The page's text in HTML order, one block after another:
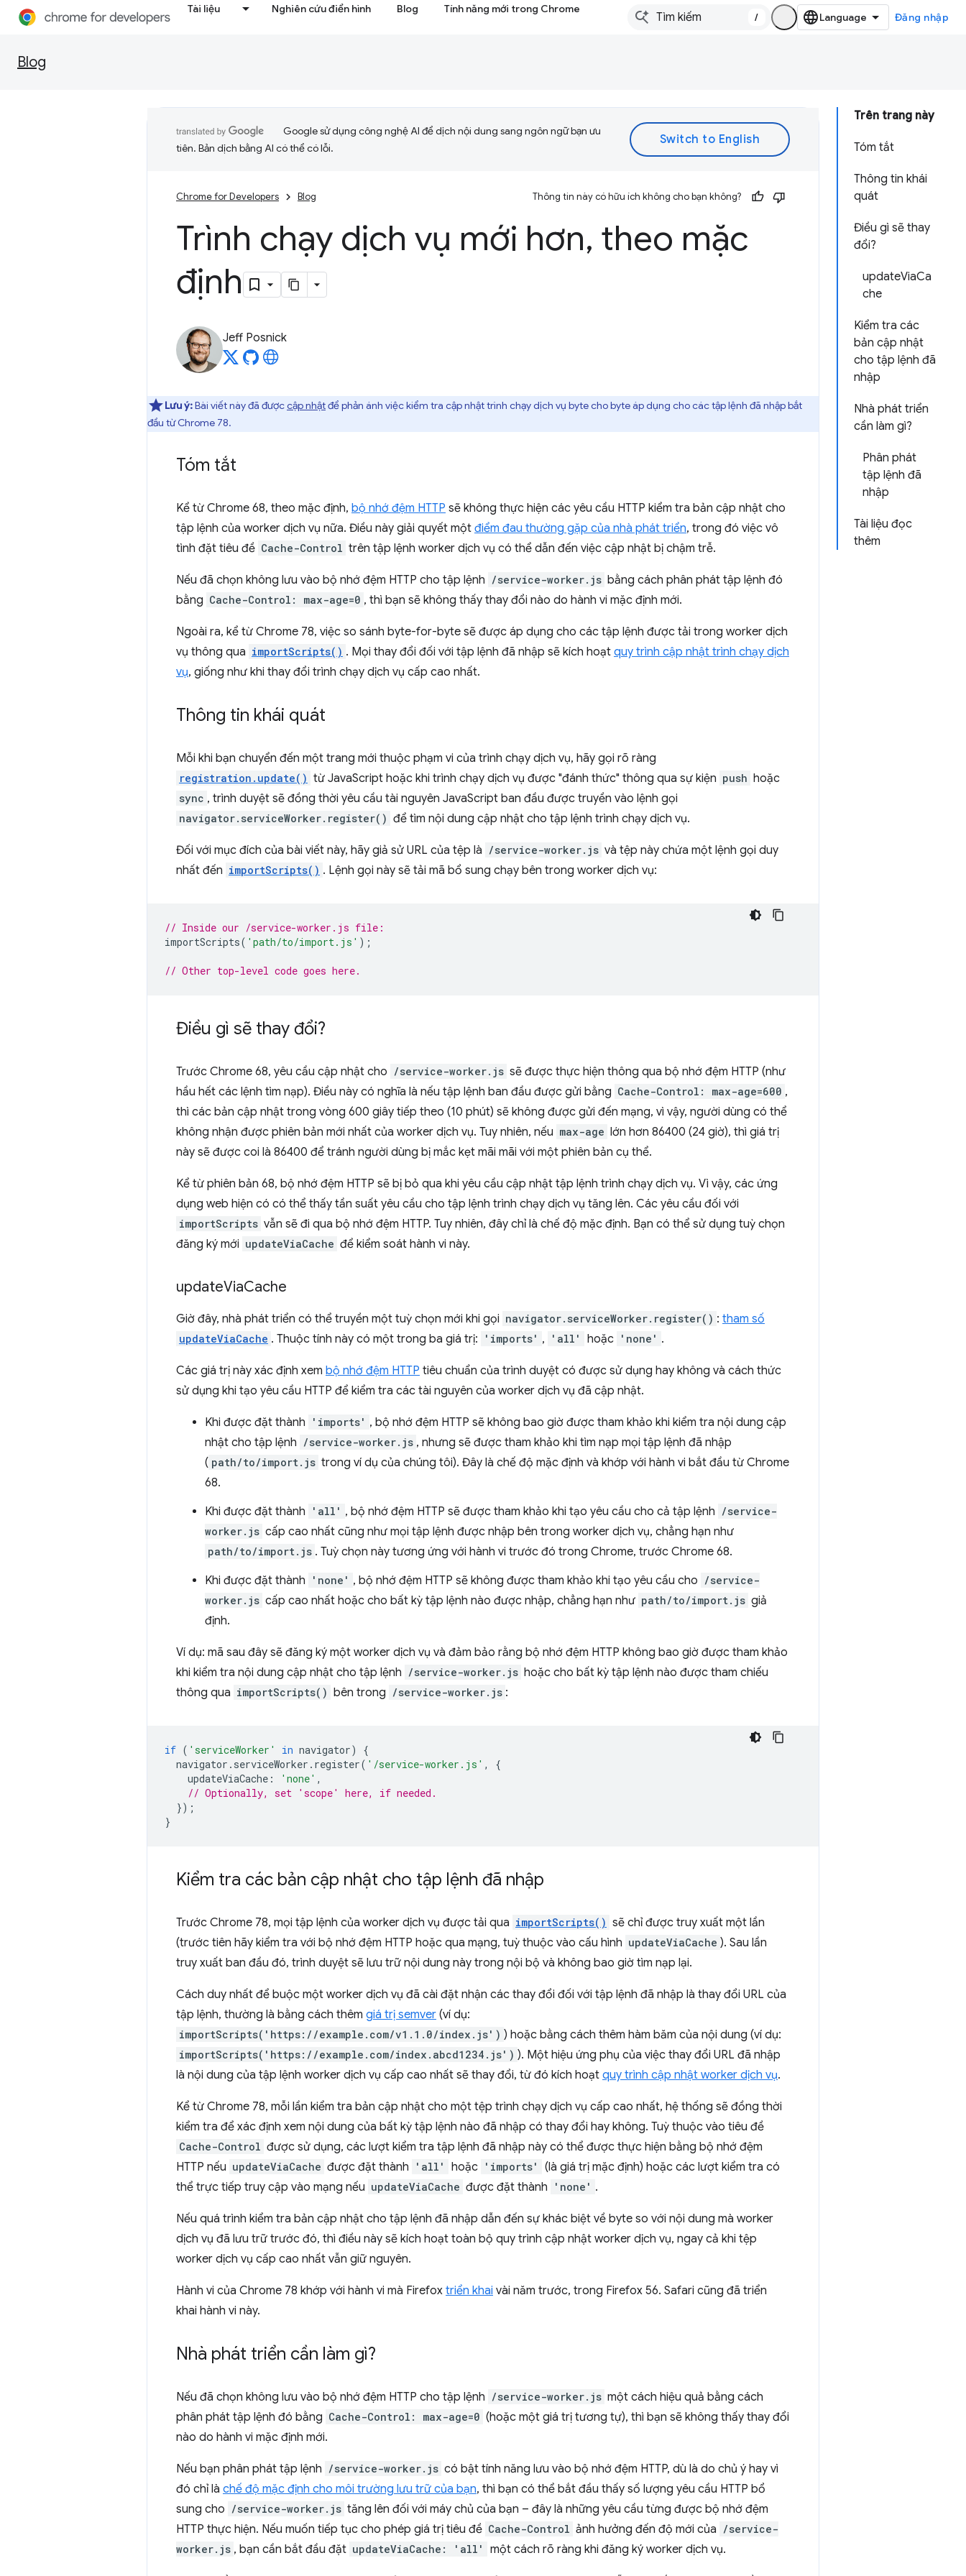
Tài liệu Nghiên cứu điển hình Blog Tính năng mới trong Chrome
/ Đăng nhập
Blog
Trên trang này
Tóm tắt
Thông tin khái
quát
Điều gì sẽ thay
đổi?
updateViaCa
che
Kiểm tra các
bản cập nhật
cho tập lệnh đã
nhập
Nhà phát triển
cần làm gì?
Phân phát
tập lệnh đã
nhập
Tài liệu đọc
thêm
Google sử dụng công nghệ AI để dịch nội dung sang ngôn ngữ bạn ưu
tiên. Bản dịch bằng AI có thể có lỗi.
Chrome for Developers Blog Thông tin này có hữu ích không cho bạn không?
Trình chạy dịch vụ mới hơn, theo mặc
định
Jeff Posnick
Lưu ý:Bài viết này đã đượccập nhậtđể phản ánh việc kiểm tra cập nhật trình chạy dịch vụ byte cho byte áp dụng cho các tập lệnh đã nhập bắt
đầu từ Chrome 78.
Tóm tắt
Kể từ Chrome 68, theo mặc định, bộ nhớ đệm HTTP sẽ không thực hiện các yêu cầu HTTP kiểm tra bản cập nhật cho
tập lệnh của worker dịch vụ nữa. Điều này giải quyết một điểm đau thường gặp của nhà phát triển, trong đó việc vô
tình đặt tiêu đề Cache-Control trên tập lệnh worker dịch vụ có thể dẫn đến việc cập nhật bị chậm trễ.
Nếu đã chọn không lưu vào bộ nhớ đệm HTTP cho tập lệnh /service-worker.js bằng cách phân phát tập lệnh đó
bằng Cache-Control: max-age=0 , thì bạn sẽ không thấy thay đổi nào do hành vi mặc định mới.
Ngoài ra, kể từ Chrome 78, việc so sánh byte-for-byte sẽ được áp dụng cho các tập lệnh được tải trong worker dịch
vụ thông qua importScripts() . Mọi thay đổi đối với tập lệnh đã nhập sẽ kích hoạt quy trình cập nhật trình chạy dịch
vụ, giống như khi thay đổi trình chạy dịch vụ cấp cao nhất.
Thông tin khái quát
Mỗi khi bạn chuyển đến một trang mới thuộc phạm vi của trình chạy dịch vụ, hãy gọi rõ ràng
registration.update() từ JavaScript hoặc khi trình chạy dịch vụ được "đánh thức" thông qua sự kiện push hoặc
sync , trình duyệt sẽ đồng thời yêu cầu tài nguyên JavaScript ban đầu được truyền vào lệnh gọi
navigator.serviceWorker.register() để tìm nội dung cập nhật cho tập lệnh trình chạy dịch vụ.
Đối với mục đích của bài viết này, hãy giả sử URL của tệp là /service-worker.js và tệp này chứa một lệnh gọi duy
nhất đến importScripts() . Lệnh gọi này sẽ tải mã bổ sung chạy bên trong worker dịch vụ:
// Inside our /service-worker.js file:
importScripts( 'path/to/import.js' );
// Other top-level code goes here.
Điều gì sẽ thay đổi?
Trước Chrome 68, yêu cầu cập nhật cho /service-worker.js sẽ được thực hiện thông qua bộ nhớ đệm HTTP (như
hầu hết các lệnh tìm nạp). Điều này có nghĩa là nếu tập lệnh ban đầu được gửi bằng Cache-Control: max-age=600 ,
thì các bản cập nhật trong vòng 600 giây tiếp theo (10 phút) sẽ không được gửi đến mạng, vì vậy, người dùng có thể
không nhận được phiên bản mới nhất của worker dịch vụ. Tuy nhiên, nếu max-age lớn hơn 86400 (24 giờ), thì giá trị
này sẽ được coi là 86400 để tránh người dùng bị mắc kẹt mãi mãi với một phiên bản cụ thể.
Kể từ phiên bản 68, bộ nhớ đệm HTTP sẽ bị bỏ qua khi yêu cầu cập nhật tập lệnh trình chạy dịch vụ. Vì vậy, các ứng
dụng web hiện có có thể thấy tần suất yêu cầu cho tập lệnh trình chạy dịch vụ tăng lên. Các yêu cầu đối với
importScripts vẫn sẽ đi qua bộ nhớ đệm HTTP. Tuy nhiên, đây chỉ là chế độ mặc định. Bạn có thể sử dụng tuỳ chọn
đăng ký mới updateViaCache để kiểm soát hành vi này.
updateViaCache
Giờ đây, nhà phát triển có thể truyền một tuỳ chọn mới khi gọi navigator.serviceWorker.register() : tham số
updateViaCache . Thuộc tính này có một trong ba giá trị: 'imports' , 'all' hoặc 'none' .
Các giá trị này xác định xem bộ nhớ đệm HTTP tiêu chuẩn của trình duyệt có được sử dụng hay không và cách thức
sử dụng khi tạo yêu cầu HTTP để kiểm tra các tài nguyên của worker dịch vụ đã cập nhật.
Khi được đặt thành 'imports' , bộ nhớ đệm HTTP sẽ không bao giờ được tham khảo khi kiểm tra nội dung cập
nhật cho tập lệnh /service-worker.js , nhưng sẽ được tham khảo khi tìm nạp mọi tập lệnh đã nhập
( path/to/import.js trong ví dụ của chúng tôi). Đây là chế độ mặc định và khớp với hành vi bắt đầu từ Chrome
68.
Khi được đặt thành
'all' , bộ nhớ đệm HTTP sẽ được tham khảo khi tạo yêu cầu cho cả tập lệnh /service-
worker.js cấp cao nhất cũng như mọi tập lệnh được nhập bên trong worker dịch vụ, chẳng hạn như
path/to/import.js . Tuỳ chọn này tương ứng với hành vi trước đó trong Chrome, trước Chrome 68.
Khi được đặt thành
'none' , bộ nhớ đệm HTTP sẽ không được tham khảo khi tạo yêu cầu cho /service-
worker.js cấp cao nhất hoặc cho bất kỳ tập lệnh nào được nhập, chẳng hạn như path/to/import.js giả
định.
Ví dụ: mã sau đây sẽ đăng ký một worker dịch vụ và đảm bảo rằng bộ nhớ đệm HTTP không bao giờ được tham khảo
khi kiểm tra nội dung cập nhật cho tập lệnh /service-worker.js hoặc cho bất kỳ tập lệnh nào được tham chiếu
thông qua importScripts() bên trong /service-worker.js :
if ( 'serviceWorker' in navigator)
{
navigator . serviceWorker . register( '/service-worker.js' ,
{
updateViaCache : 'none' ,
// Optionally, set 'scope' here, if needed.
});
}
Kiểm tra các bản cập nhật cho tập lệnh đã nhập
Trước Chrome 78, mọi tập lệnh của worker dịch vụ được tải qua importScripts() sẽ chỉ được truy xuất một lần
(trước tiên hãy kiểm tra với bộ nhớ đệm HTTP hoặc qua mạng, tuỳ thuộc vào cấu hình updateViaCache ). Sau lần
truy xuất ban đầu đó, trình duyệt sẽ lưu trữ nội dung này trong nội bộ và không bao giờ tìm nạp lại.
Cách duy nhất để buộc một worker dịch vụ đã cài đặt nhận các thay đổi đối với tập lệnh đã nhập là thay đổi URL của
tập lệnh, thường là bằng cách thêm giá trị semver (ví dụ:
importScripts('https://example.com/v1.1.0/index.js') ) hoặc bằng cách thêm hàm băm của nội dung (ví dụ:
importScripts('https://example.com/index.abcd1234.js') ). Một hiệu ứng phụ của việc thay đổi URL đã nhập
là nội dung của tập lệnh worker dịch vụ cấp cao nhất sẽ thay đổi, từ đó kích hoạt quy trình cập nhật worker dịch vụ.
Kể từ Chrome 78, mỗi lần kiểm tra bản cập nhật cho một tệp trình chạy dịch vụ cấp cao nhất, hệ thống sẽ đồng thời
kiểm tra để xác định xem nội dung của bất kỳ tập lệnh nào đã nhập có thay đổi hay không. Tuỳ thuộc vào tiêu đề
Cache-Control được sử dụng, các lượt kiểm tra tập lệnh đã nhập này có thể được thực hiện bằng bộ nhớ đệm
HTTP nếu updateViaCache được đặt thành 'all' hoặc 'imports'
(là giá trị mặc định) hoặc các lượt kiểm tra có
thể trực tiếp truy cập vào mạng nếu updateViaCache được đặt thành 'none' .
Nếu quá trình kiểm tra bản cập nhật cho tập lệnh đã nhập dẫn đến sự khác biệt về byte so với nội dung mà worker
dịch vụ đã lưu trữ trước đó, thì điều này sẽ kích hoạt toàn bộ quy trình cập nhật worker dịch vụ, ngay cả khi tệp
worker dịch vụ cấp cao nhất vẫn giữ nguyên.
Hành vi của Chrome 78 khớp với hành vi mà Firefox triển khai vài năm trước, trong Firefox 56. Safari cũng đã triển
khai hành vi này.
Nhà phát triển cần làm gì?
Nếu đã chọn không lưu vào bộ nhớ đệm HTTP cho tập lệnh /service-worker.js một cách hiệu quả bằng cách
phân phát tập lệnh đó bằng Cache-Control: max-age=0 (hoặc một giá trị tương tự), thì bạn sẽ không thấy thay đổi
nào do hành vi mặc định mới.
Nếu bạn phân phát tập lệnh /service-worker.js có bật tính năng lưu vào bộ nhớ đệm HTTP, dù là do chủ ý hay vì
đó chỉ là chế độ mặc định cho môi trường lưu trữ của bạn, thì bạn có thể bắt đầu thấy số lượng yêu cầu HTTP bổ
sung cho /service-worker.js tăng lên đối với máy chủ của bạn – đây là những yêu cầu từng được bộ nhớ đệm
HTTP thực hiện. Nếu muốn tiếp tục cho phép giá trị tiêu đề Cache-Control ảnh hưởng đến độ mới của /service-
worker.js , bạn cần bắt đầu đặt updateViaCache: 'all' một cách rõ ràng khi đăng ký worker dịch vụ.